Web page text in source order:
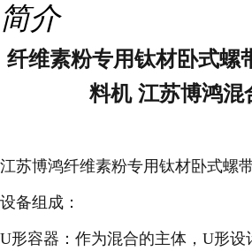
简介
纤维素粉专用钛材卧式螺
料机 江苏博鸿混
江苏博鸿纤维素粉专用钛材卧式螺
设备组成：
U形容器：作为混合的主体，U形设